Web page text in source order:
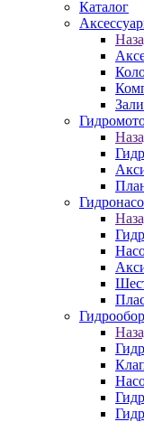
Каталог